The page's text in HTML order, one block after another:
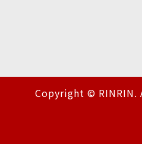
Copyright © RINRIN.